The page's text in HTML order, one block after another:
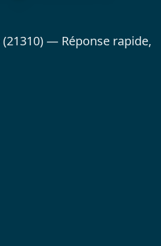
(21310) — Réponse rapide,